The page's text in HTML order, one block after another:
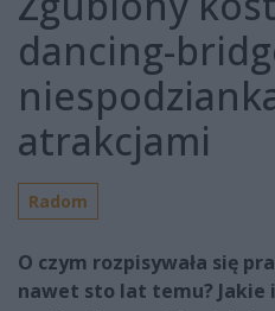
dancing-
atrakcjami
Radom
O czym rozpisywała się
nawet sto lat temu? Jakie